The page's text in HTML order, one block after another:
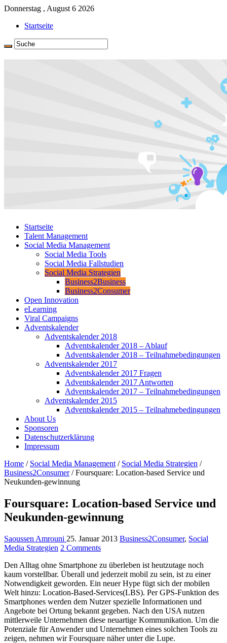
Donnerstag , August 6 2026
Startseite
Startseite
Talent Management
Social Media Management
Social Media Tools
Social Media Fallstudien
Social Media Strategien
Business2Business
Business2Consumer
Open Innovation
eLearning
Viral Campaigns
Adventskalender
Adventskalender 2018
Adventskalender 2018 – Ablauf
Adventskalender 2018 – Teilnahmebedingungen
Adventskalender 2017
Adventskalender 2017 Fragen
Adventskalender 2017 Antworten
Adventskalender 2017 – Teilnahmebedingungen
Adventskalender 2015
Adventskalender 2015 – Teilnahmebedingungen
About Us
Sponsoren
Datenschutzerklärung
Impressum
Home / Social Media Management / Social Media Strategien /
Business2Consumer / Foursquare: Location-based Service und
Neukunden-gewinnung
Foursquare: Location-based Service und
Neukunden-gewinnung
Saoussen Amrouni 25. Januar 2013 Business2Consumer, Social
Media Strategien 2 Comments
Den Alltag ohne Smartphone zu überleben ist heutzutage noch
kaum vorstellbar. Überall und jederzeit mobil zu sein, ist zu einer
Notwendigkeit geworden. Ein neuer Hype fügt sich der mobilen
Welt hinzu: Location-Based-Services(LBS). Per GPS-Funktion des
Smartphones werden dem Nutzer spezielle Informationen und
Angebote bei Ortung bekannt gegeben. Nach den USA nutzen
mittlerweile Unternehmen diese neuartige Kommunikation. Um die
Potenziale für Anwender und Unternehmen eines solchen Tools zu
zeigen, nehmen wir Foursquare näher unter die Lupe.